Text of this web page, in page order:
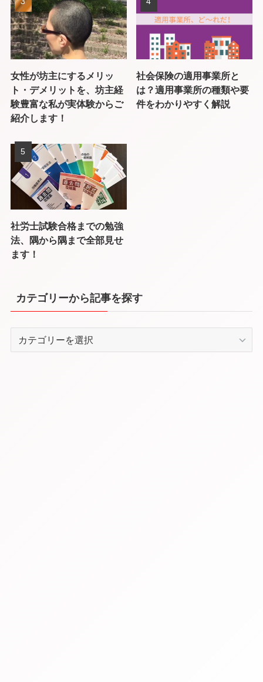
女性が坊主にするメリッ
ト・デメリットを、坊主経
験豊富な私が実体験からご
紹介します！
社会保険の適用事業所と
は？適用事業所の種類や要
件をわかりやすく解説
社労士試験合格までの勉強
法、隅から隅まで全部見せ
ます！
カテゴリーから記事を探す